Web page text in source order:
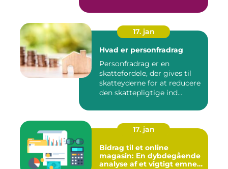
17. jan
Hvad er personfradrag
Personfradrag er en
skattefordele, der gives til
skatteyderne for at reducere
den skattepligtige ind...
17. jan
Bidrag til et online
magasin: En dybdegående
analyse af et vigtigt emne